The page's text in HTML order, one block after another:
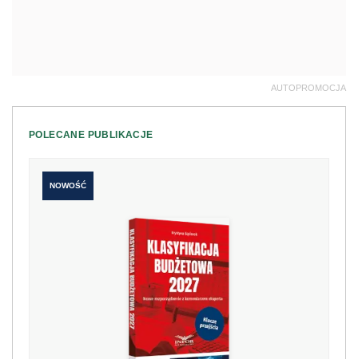
AUTOPROMOCJA
POLECANE PUBLIKACJE
NOWOŚĆ